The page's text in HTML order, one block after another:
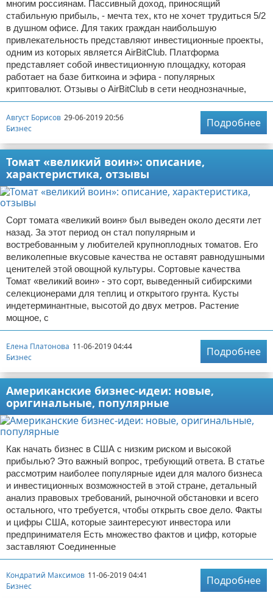
многим россиянам. Пассивный доход, приносящий
стабильную прибыль, - мечта тех, кто не хочет трудиться 5/2
в душном офисе. Для таких граждан наибольшую
привлекательность представляют инвестиционные проекты,
одним из которых является AirBitClub. Платформа
представляет собой инвестиционную площадку, которая
работает на базе биткоина и эфира - популярных
криптовалют. Отзывы о AirBitClub в сети неоднозначные,
Август Борисов 29-06-2019 20:56
Бизнес
Подробнее
Томат «великий воин»: описание,
характеристика, отзывы
Сорт томата «великий воин» был выведен около десяти лет
назад. За этот период он стал популярным и
востребованным у любителей крупноплодных томатов. Его
великолепные вкусовые качества не оставят равнодушными
ценителей этой овощной культуры. Сортовые качества
Томат «великий воин» - это сорт, выведенный сибирскими
селекционерами для теплиц и открытого грунта. Кусты
индетерминантные, высотой до двух метров. Растение
мощное, с
Елена Платонова 11-06-2019 04:44
Бизнес
Подробнее
Американские бизнес-идеи: новые,
оригинальные, популярные
Как начать бизнес в США с низким риском и высокой
прибылью? Это важный вопрос, требующий ответа. В статье
рассмотрим наиболее популярные идеи для малого бизнеса
и инвестиционных возможностей в этой стране, детальный
анализ правовых требований, рыночной обстановки и всего
остального, что требуется, чтобы открыть свое дело. Факты
и цифры США, которые заинтересуют инвестора или
предпринимателя Есть множество фактов и цифр, которые
заставляют Соединенные
Кондратий Максимов 11-06-2019 04:41
Бизнес
Подробнее